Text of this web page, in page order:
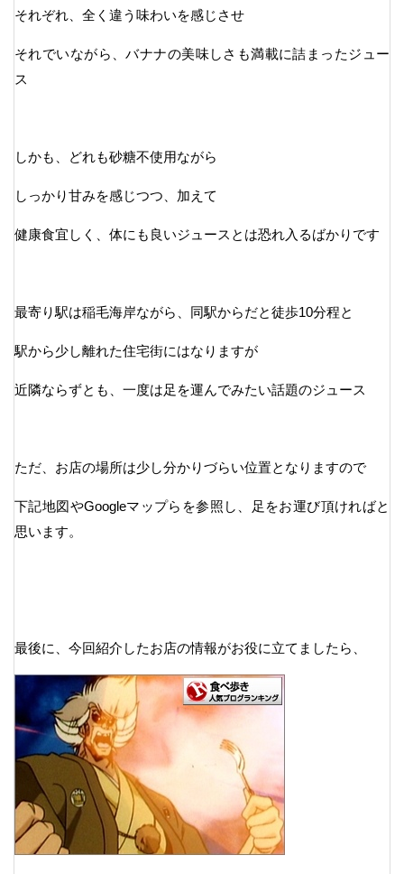
それぞれ、全く違う味わいを感じさせ
それでいながら、バナナの美味しさも満載に詰まったジュー
ス
しかも、どれも砂糖不使用ながら
しっかり甘みを感じつつ、加えて
健康食宜しく、体にも良いジュースとは恐れ入るばかりです
最寄り駅は稲毛海岸ながら、同駅からだと徒歩10分程と
駅から少し離れた住宅街にはなりますが
近隣ならずとも、一度は足を運んでみたい話題のジュース
ただ、お店の場所は少し分かりづらい位置となりますので
下記地図やGoogleマップらを参照し、足をお運び頂ければと
思います。
最後に、今回紹介したお店の情報がお役に立てましたら、